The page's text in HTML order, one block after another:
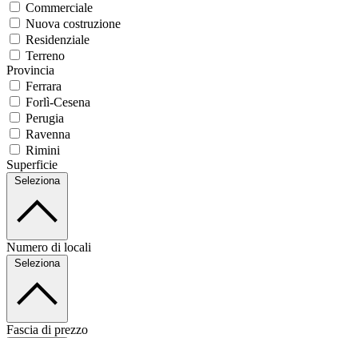
Commerciale
Nuova costruzione
Residenziale
Terreno
Provincia
Ferrara
Forlì-Cesena
Perugia
Ravenna
Rimini
Superficie
Seleziona
Numero di locali
Seleziona
Fascia di prezzo